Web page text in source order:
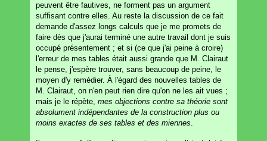
peuvent être fautives, ne forment pas un argument
suffisant contre elles. Au reste la discussion de ce fait
demande d'assez longs calculs que je me promets de
faire dès que j'aurai terminé une autre travail dont je suis
occupé présentement ; et si (ce que j'ai peine à croire)
l'erreur de mes tables était aussi grande que M. Clairaut
le pense, j'espère trouver, sans beaucoup de peine, le
moyen d'y remédier. À l'égard des nouvelles tables de
M. Clairaut, on n'en peut rien dire qu'on ne les ait vues ;
mais je le répète, mes objections contre sa théorie sont
absolument indépendantes de la construction plus ou
moins exactes de ses tables et des miennes.